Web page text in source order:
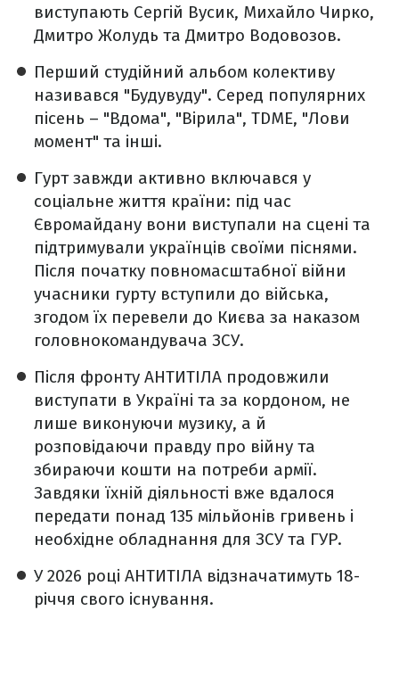
виступають Сергій Вусик, Михайло Чирко,
Дмитро Жолудь та Дмитро Водовозов.
Перший студійний альбом колективу
називався "Будувуду". Серед популярних
пісень – "Вдома", "Вірила", TDME, "Лови
момент" та інші.
Гурт завжди активно включався у
соціальне життя країни: під час
Євромайдану вони виступали на сцені та
підтримували українців своїми піснями.
Після початку повномасштабної війни
учасники гурту вступили до війська,
згодом їх перевели до Києва за наказом
головнокомандувача ЗСУ.
Після фронту АНТИТІЛА продовжили
виступати в Україні та за кордоном, не
лише виконуючи музику, а й
розповідаючи правду про війну та
збираючи кошти на потреби армії.
Завдяки їхній діяльності вже вдалося
передати понад 135 мільйонів гривень і
необхідне обладнання для ЗСУ та ГУР.
У 2026 році АНТИТІЛА відзначатимуть 18-
річчя свого існування.